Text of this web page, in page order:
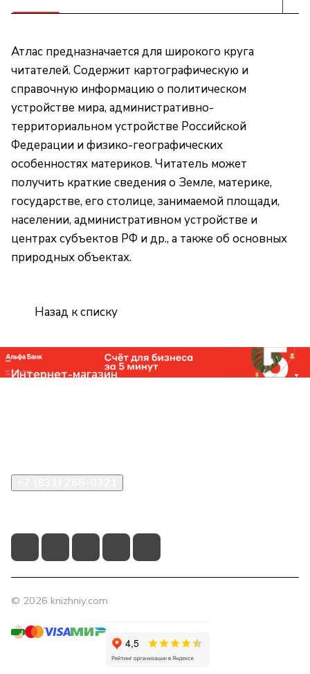
Атлас предназначается для широкого круга
читателей. Содержит картографическую и
справочную информацию о политическом
устройстве мира, административно-
территориальном устройстве Российской
Федерации и физико-географических
особенностях материков. Читатель может
получить краткие сведения о Земле, материке,
государстве, его столице, занимаемой площади,
населении, административном устройстве и
центрах субъектов РФ и др., а также об основных
природных объектах.
Назад к списку
Интернет-магазин
© 2026 knizhniy.com